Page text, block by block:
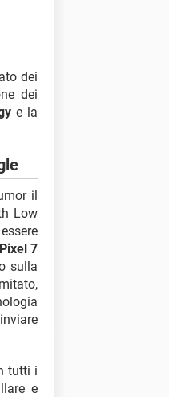
dei
dei
e la
il
Low
Pixel 7
sulla
tutti i
e